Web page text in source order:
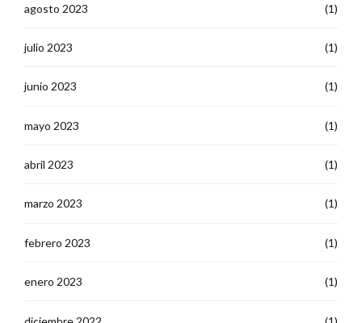
agosto 2023 (1)
julio 2023 (1)
junio 2023 (1)
mayo 2023 (1)
abril 2023 (1)
marzo 2023 (1)
febrero 2023 (1)
enero 2023 (1)